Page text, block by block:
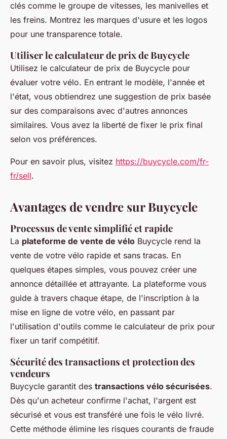
clés comme le groupe de vitesses, les manivelles et
les freins. Montrez les marques d'usure et les logos
pour une transparence totale.
Utiliser le calculateur de prix de Buycycle
Utilisez le calculateur de prix de Buycycle pour
évaluer votre vélo. En entrant le modèle, l'année et
l'état, vous obtiendrez une suggestion de prix basée
sur des comparaisons avec d'autres annonces
similaires. Vous avez la liberté de fixer le prix final
selon vos préférences.
Pour en savoir plus, visitez https://buycycle.com/fr-
fr/sell.
Avantages de vendre sur Buycycle
Processus de vente simplifié et rapide
La plateforme de vente de vélo Buycycle rend la
vente de votre vélo rapide et sans tracas. En
quelques étapes simples, vous pouvez créer une
annonce détaillée et attrayante. La plateforme vous
guide à travers chaque étape, de l'inscription à la
mise en ligne de votre vélo, en passant par
l'utilisation d'outils comme le calculateur de prix pour
fixer un tarif compétitif.
Sécurité des transactions et protection des
vendeurs
Buycycle garantit des transactions vélo sécurisées.
Dès qu'un acheteur confirme l'achat, l'argent est
sécurisé et vous est transféré une fois le vélo livré.
Cette méthode élimine les risques courants de fraude